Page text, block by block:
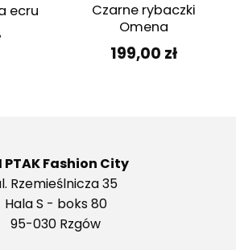
ecru
Czarne rybaczki
Omena
199,00 zł
PTAK Fashion City
Rzemieślnicza 35
Hala S - boks 80
95-030 Rzgów